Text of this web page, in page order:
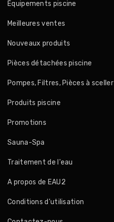
Équipements piscine
Meilleures ventes
Nouveaux produits
Pièces détachées piscine
Pompes, Filtres, Pièces à sceller
Produits piscine
Promotions
Sauna-Spa
Traitement de l'eau
A propos de EAU2
Conditions d'utilisation